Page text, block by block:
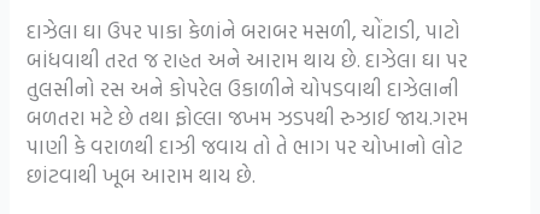
દાઝેલા ઘા ઉપર પાકા કેળાંને બરાબર મસળી, ચોંટાડી, પાટો
બાંધવાથી તરત જ રાહત અને આરામ થાય છે. દાઝેલા ઘા પર
તુલસીનો રસ અને કોપરેલ ઉકાળીને ચોપડવાથી દાઝેલાની
બળતરા મટે છે તથા ફોલ્‍લા જખમ ઝડપથી રુઝાઈ જાય.ગરમ
પાણી કે વરાળથી દાઝી જવાય તો તે ભાગ પર ચોખાનો લોટ
છાંટવાથી ખૂબ આરામ થાય છે.